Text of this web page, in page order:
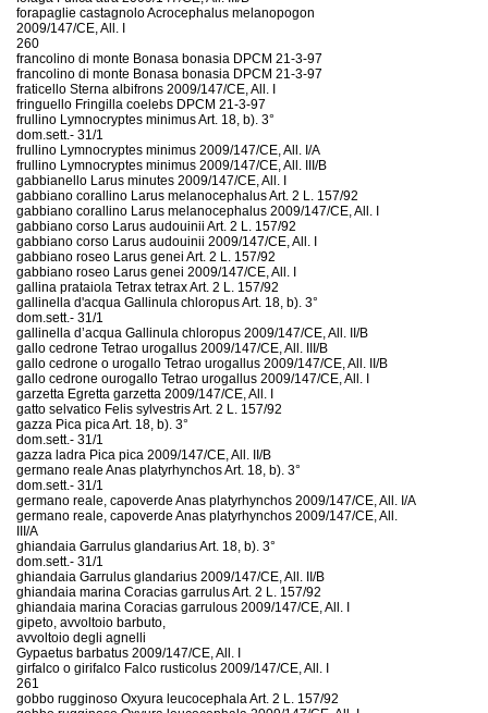
forapaglie castagnolo Acrocephalus melanopogon
2009/147/CE, All. I
260
francolino di monte Bonasa bonasia DPCM 21-3-97
francolino di monte Bonasa bonasia DPCM 21-3-97
fraticello Sterna albifrons 2009/147/CE, All. I
fringuello Fringilla coelebs DPCM 21-3-97
frullino Lymnocryptes minimus Art. 18, b). 3°
dom.sett.- 31/1
frullino Lymnocryptes minimus 2009/147/CE, All. I/A
frullino Lymnocryptes minimus 2009/147/CE, All. III/B
gabbianello Larus minutes 2009/147/CE, All. I
gabbiano corallino Larus melanocephalus Art. 2 L. 157/92
gabbiano corallino Larus melanocephalus 2009/147/CE, All. I
gabbiano corso Larus audouinii Art. 2 L. 157/92
gabbiano corso Larus audouinii 2009/147/CE, All. I
gabbiano roseo Larus genei Art. 2 L. 157/92
gabbiano roseo Larus genei 2009/147/CE, All. I
gallina prataiola Tetrax tetrax Art. 2 L. 157/92
gallinella d'acqua Gallinula chloropus Art. 18, b). 3°
dom.sett.- 31/1
gallinella d’acqua Gallinula chloropus 2009/147/CE, All. II/B
gallo cedrone Tetrao urogallus 2009/147/CE, All. III/B
gallo cedrone o urogallo Tetrao urogallus 2009/147/CE, All. II/B
gallo cedrone ourogallo Tetrao urogallus 2009/147/CE, All. I
garzetta Egretta garzetta 2009/147/CE, All. I
gatto selvatico Felis sylvestris Art. 2 L. 157/92
gazza Pica pica Art. 18, b). 3°
dom.sett.- 31/1
gazza ladra Pica pica 2009/147/CE, All. II/B
germano reale Anas platyrhynchos Art. 18, b). 3°
dom.sett.- 31/1
germano reale, capoverde Anas platyrhynchos 2009/147/CE, All. I/A
germano reale, capoverde Anas platyrhynchos 2009/147/CE, All.
III/A
ghiandaia Garrulus glandarius Art. 18, b). 3°
dom.sett.- 31/1
ghiandaia Garrulus glandarius 2009/147/CE, All. II/B
ghiandaia marina Coracias garrulus Art. 2 L. 157/92
ghiandaia marina Coracias garrulous 2009/147/CE, All. I
gipeto, avvoltoio barbuto,
avvoltoio degli agnelli
Gypaetus barbatus 2009/147/CE, All. I
girfalco o girifalco Falco rusticolus 2009/147/CE, All. I
261
gobbo rugginoso Oxyura leucocephala Art. 2 L. 157/92